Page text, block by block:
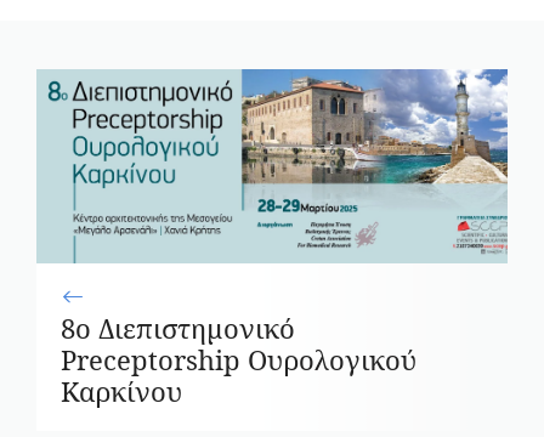
8ο Διεπιστημονικό
Preceptorship Ουρολογικού
Καρκίνου